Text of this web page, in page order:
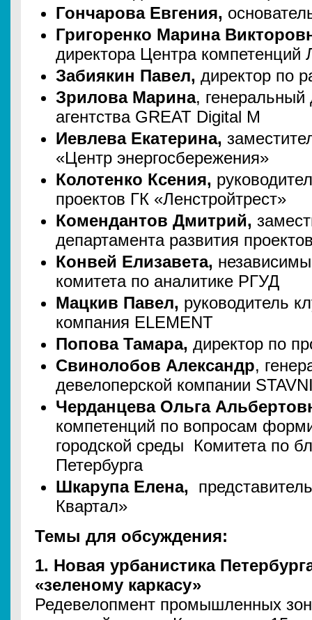
Гончарова Евгения,
Григоренко Марина
директора Центра компетенций
Забиякин Павел, директор по
Зрилова Марина, генеральный
агентства GREAT Digital М
Иевлева Екатерина,
«Центр энергосбережения»
Колотенко Ксения,
проектов ГК «Ленстройтрест»
Комендантов Дмитрий,
департамента развития
Конвей Елизавета,
комитета по аналитике РГУД
Мацкив Павел, руководитель
компания ELEMENT
Попова Тамара, директор по
Свинолобов Александр,
девелоперской компании
Черданцева Ольга
компетенций по вопросам
городской среды Комитета по
Петербурга
Шкарупа Елена,
Квартал»
Темы для обсуждения:
1. Новая урбанистика
«зеленому каркасу»
Редевелопмент промышленных